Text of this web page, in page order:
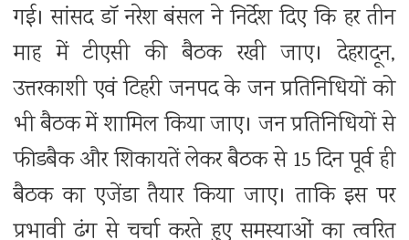
गई। सांसद डॉ नरेश बंसल ने निर्देश दिए कि हर तीन
माह में टीएसी की बैठक रखी जाए। देहरादून,
उत्तरकाशी एवं टिहरी जनपद के जन प्रतिनिधियों को
भी बैठक में शामिल किया जाए। जन प्रतिनिधियों से
फीडबैक और शिकायतें लेकर बैठक से 15 दिन पूर्व ही
बैठक का एजेंडा तैयार किया जाए। ताकि इस पर
प्रभावी ढंग से चर्चा करते हुए समस्याओं का त्वरित